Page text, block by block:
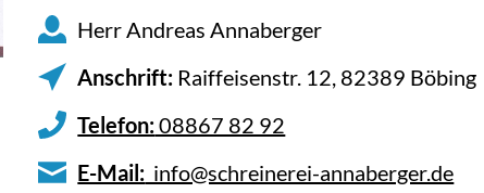
Herr Andreas Annaberger
Anschrift: Raiffeisenstr. 12, 82389 Böbing
Telefon:08867 82 92
E-Mail: info@schreinerei-annaberger.de